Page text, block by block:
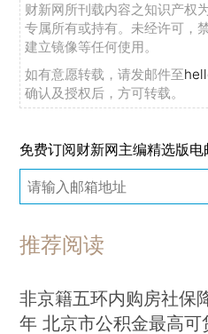
财新网所刊载内容之知识产权
专属所有或持有。未经许可，
建立镜像等任何使用。
如有意愿转载，请发邮件至
确认及授权后，方可转载。
免费订阅财新网主编精选版电
推荐阅读
非京籍五环内购房社保
年 北京市公积金最高